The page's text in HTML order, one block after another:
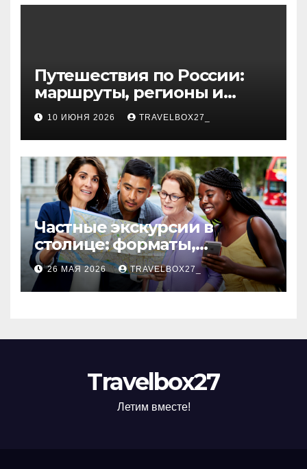
волокна
Путешествия по России:
маршруты, регионы и
особенности поездок
10 ИЮНЯ 2026 TRAVELBOX27_
Частные экскурсии в
столице: форматы,
маршруты и особенности
организации
26 МАЯ 2026 TRAVELBOX27_
Travelbox27
Летим вместе!